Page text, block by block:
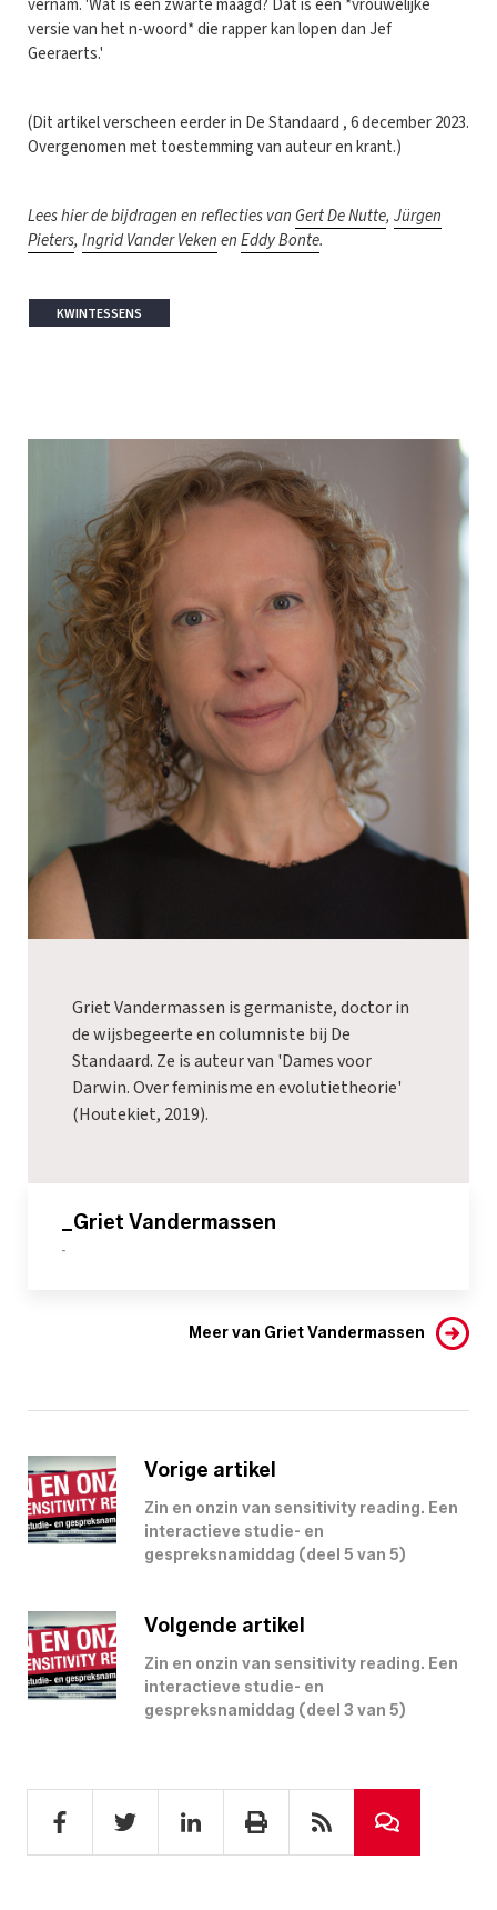
vernam. 'Wat is een zwarte maagd? Dat is een *vrouwelijke
versie van het n-woord* die rapper kan lopen dan Jef
Geeraerts.'
(Dit artikel verscheen eerder in De Standaard , 6 december 2023.
Overgenomen met toestemming van auteur en krant.)
Lees hier de bijdragen en reflecties vanGert De Nutte,Jürgen
Pieters,Ingrid Vander VekenenEddy Bonte.
KWINTESSENS
Griet Vandermassen is germaniste, doctor in
de wijsbegeerte en columniste bij De
Standaard. Ze is auteur van 'Dames voor
Darwin. Over feminisme en evolutietheorie'
(Houtekiet, 2019).
_Griet Vandermassen
-
Meer van Griet Vandermassen
Vorige artikel
Zin en onzin van sensitivity reading. Een
interactieve studie- en
gespreksnamiddag (deel 5 van 5)
Volgende artikel
Zin en onzin van sensitivity reading. Een
interactieve studie- en
gespreksnamiddag (deel 3 van 5)